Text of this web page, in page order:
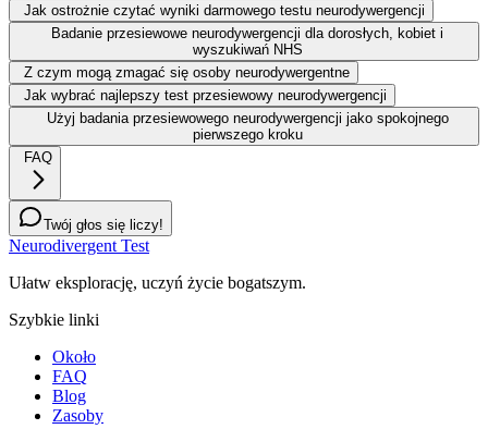
Jak ostrożnie czytać wyniki darmowego testu neurodywergencji
Badanie przesiewowe neurodywergencji dla dorosłych, kobiet i
wyszukiwań NHS
Z czym mogą zmagać się osoby neurodywergentne
Jak wybrać najlepszy test przesiewowy neurodywergencji
Użyj badania przesiewowego neurodywergencji jako spokojnego
pierwszego kroku
FAQ
Twój głos się liczy!
Neurodivergent Test
Ułatw eksplorację, uczyń życie bogatszym.
Szybkie linki
Około
FAQ
Blog
Zasoby